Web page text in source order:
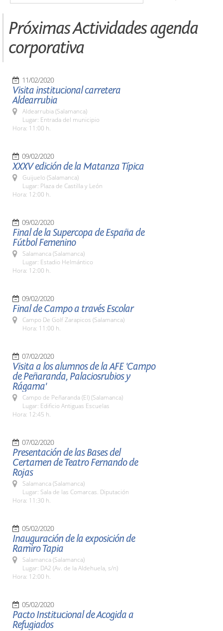
Próximas Actividades agenda
corporativa
11/02/2020
Visita institucional carretera
Aldearrubia
Aldearrubia (Salamanca)
Lugar: Entrada del municipio
Hora: 11:00 h.
09/02/2020
XXXV edición de la Matanza Típica
Guijuelo (Salamanca)
Lugar: Plaza de Castilla y León
Hora: 12:00 h.
09/02/2020
Final de la Supercopa de España de
Fútbol Femenino
Salamanca (Salamanca)
Lugar: Estadio Helmántico
Hora: 12:00 h.
09/02/2020
Final de Campo a través Escolar
Campo De Golf Zarapicos (Salamanca)
Hora: 11:00 h.
07/02/2020
Visita a los alumnos de la AFE 'Campo
de Peñaranda, Palaciosrubios y
Rágama'
Campo de Peñaranda (El) (Salamanca)
Lugar: Edificio Antiguas Escuelas
Hora: 12:45 h.
07/02/2020
Presentación de las Bases del
Certamen de Teatro Fernando de
Rojas
Salamanca (Salamanca)
Lugar: Sala de las Comarcas. Diputación
Hora: 11:30 h.
05/02/2020
Inauguración de la exposición de
Ramiro Tapia
Salamanca (Salamanca)
Lugar: DA2 (Av. de la Aldehuela, s/n)
Hora: 12:00 h.
05/02/2020
Pacto Institucional de Acogida a
Refugiados